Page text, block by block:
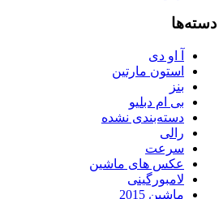
دسته‌ها
آ او دی
استون مارتین
بنز
بی ام دبلیو
دسته‌بندی نشده
رالی
سرعت
عکس های ماشین
لامبورگینی
ماشین 2015